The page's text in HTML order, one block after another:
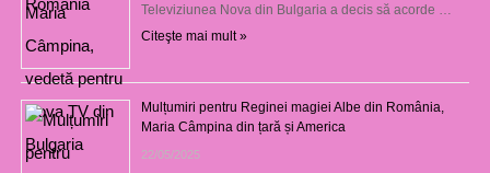
Televiziunea Nova din Bulgaria a decis să acorde …
Citeşte mai mult »
Mulțumiri pentru Reginei magiei Albe din România,
Maria Câmpina din țară și America
22/05/2025